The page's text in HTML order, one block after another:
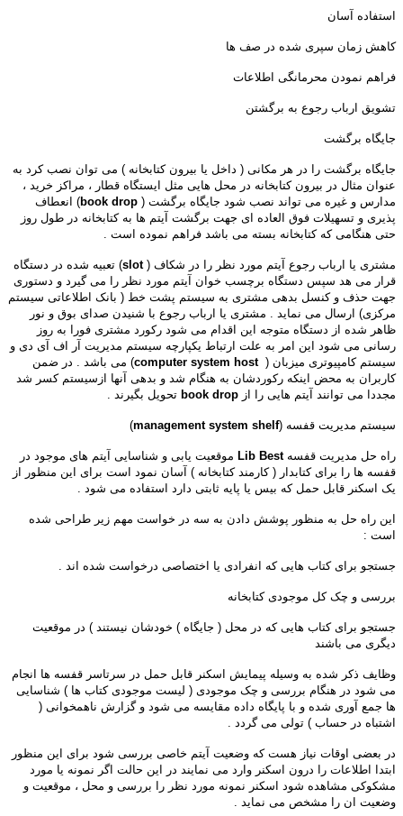
استفاده آسان
کاهش زمان سپری شده در صف ها
فراهم نمودن محرمانگی اطلاعات
تشویق ارباب رجوع به برگشتن
جایگاه برگشت
جایگاه برگشت را در هر مکانی ( داخل یا بیرون کتابخانه ) می توان نصب کرد به
عنوان مثال در بیرون کتابخانه در محل هایی مثل ایستگاه قطار ، مراکز خرید ،
مدارس و غیره می تواند نصب شود جایگاه برگشت ( book drop) انعطاف
پذیری و تسهیلات فوق العاده ای جهت برگشت آیتم ها به کتابخانه در طول روز
حتی هنگامی که کتابخانه بسته می باشد فراهم نموده است .
مشتری یا ارباب رجوع آیتم مورد نظر را در شکاف (slot) تعبیه شده در دستگاه
قرار می هد سپس دستگاه برچسب خوان آیتم مورد نظر را می گیرد و دستوری
جهت حذف و کنسل بدهی مشتری به سیستم پشت خط ( بانک اطلاعاتی سیستم
مرکزی) ارسال می نماید . مشتری یا ارباب رجوع با شنیدن صدای بوق و نور
ظاهر شده از دستگاه متوجه این اقدام می شود رکورد مشتری فورا به روز
رسانی می شود این امر به علت ارتباط یکپارچه سیستم مدیریت آر اف آی دی و
سیستم کامپیوتری میزبان ( computer system host
) می باشد . در ضمن
کاربران به محض اینکه رکوردشان به هنگام شد و بدهی آنها ازسیستم کسر شد
مجددا می توانند آیتم هایی را از book drop تحویل بگیرند .
سیستم مدیریت قفسه (management system shelf
)
راه حل مدیریت قفسهLib Best موقعیت یابی و شناسایی آیتم های موجود در
قفسه ها را برای کتابدار ( کارمند کتابخانه ) آسان نمود است برای این منظور از
یک اسکنر قابل حمل که بیس یا پایه ثابتی دارد استفاده می شود .
این راه حل به منظور پوشش دادن به سه در خواست مهم زیر طراحی شده
است :
جستجو برای کتاب هایی که انفرادی یا اختصاصی درخواست شده اند .
بررسی و چک کل موجودی کتابخانه
جستجو برای کتاب هایی که در محل ( جایگاه ) خودشان نیستند ) در موقعیت
دیگری می باشند
وظایف ذکر شده به وسیله پیمایش اسکنر قابل حمل در سرتاسر قفسه ها انجام
می شود در هنگام بررسی و چک موجودی ( لیست موجودی کتاب ها ) شناسایی
ها جمع آوری شده و با پایگاه داده مقایسه می شود و گزارش ناهمخوانی (
اشتباه در حساب ) تولی می گردد .
در بعضی اوقات نیاز هست که وضعیت آیتم خاصی بررسی شود برای این منظور
ابتدا اطلاعات را درون اسکنر وارد می نمایند در این حالت اگر نمونه یا مورد
مشکوکی مشاهده شود اسکنر نمونه مورد نظر را بررسی و محل ، موقعیت و
وضعیت ان را مشخص می نماید .